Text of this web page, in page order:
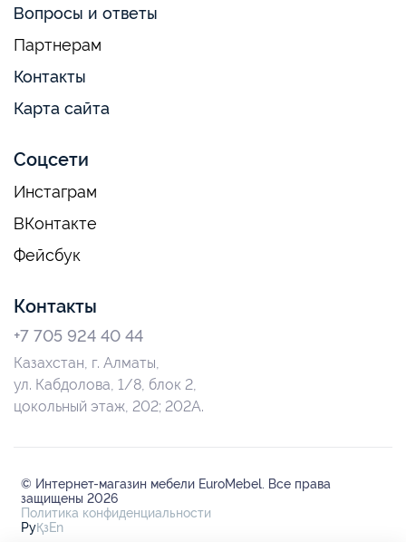
Вопросы и ответы
Партнерам
Контакты
Карта сайта
Соцсети
Инстаграм
ВКонтакте
Фейсбук
Контакты
+7 705 924 40 44
Казахстан, г. Алматы,
ул. Кабдолова, 1/8, блок 2,
цокольный этаж, 202; 202А.
© Интернет-магазин мебели EuroMebel. Все права
защищены 2026
Политика конфиденциальности
РуҚзEn